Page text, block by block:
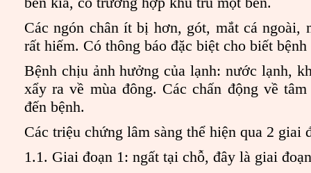
Các ngón chân ít bị hơn, gót, mắt cá ngoài,
rất hiếm. Có thông báo đặc biệt cho biết
Bệnh chịu ảnh hưởng của lạnh: nước lạnh,
xẩy ra về mùa đông. Các chấn động về
đến bệnh.
Các triệu chứng lâm sàng thể hiện qua 2 giai
1.1. Giai đoạn 1: ngất tại chỗ, đây là giai